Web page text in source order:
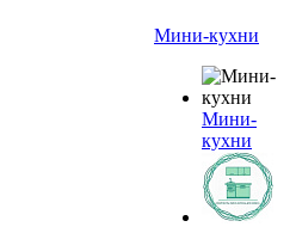
Мини-кухни
Мини-
кухни